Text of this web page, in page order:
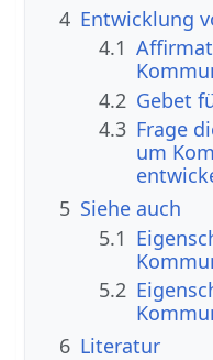
4 Entwicklung
4.1
4.2 Gebet
4.3 Frage
um
5 Siehe auch
5.1
5.2
6 Literatur